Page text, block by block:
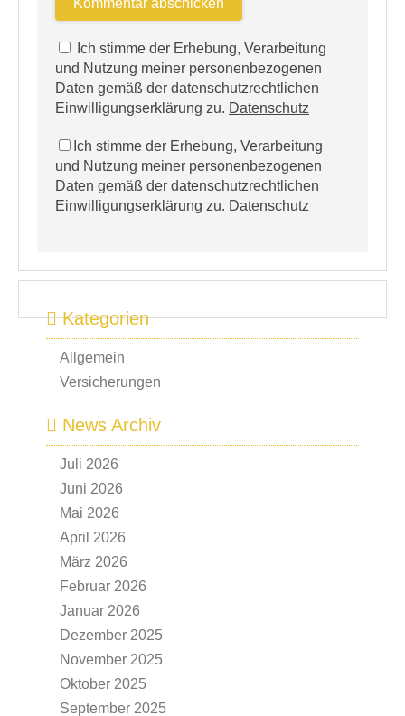
Ich stimme der Erhebung, Verarbeitung
und Nutzung meiner personenbezogenen
Daten gemäß der datenschutzrechtlichen
Einwilligungserklärung zu. Datenschutz
Ich stimme der Erhebung, Verarbeitung
und Nutzung meiner personenbezogenen
Daten gemäß der datenschutzrechtlichen
Einwilligungserklärung zu. Datenschutz
Kategorien
Allgemein
Versicherungen
News Archiv
Juli 2026
Juni 2026
Mai 2026
April 2026
März 2026
Februar 2026
Januar 2026
Dezember 2025
November 2025
Oktober 2025
September 2025